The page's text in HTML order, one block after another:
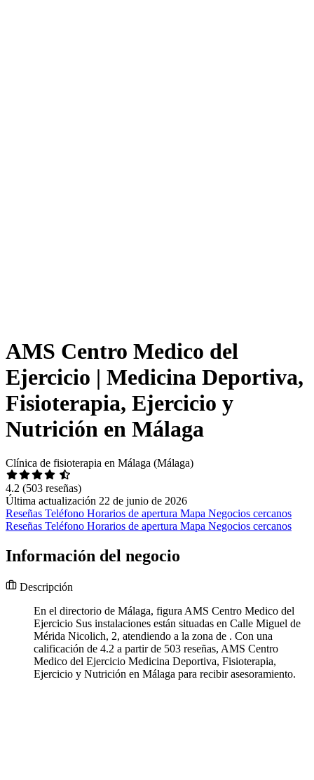
AMS Centro Medico del
Ejercicio | Medicina Deportiva,
Fisioterapia, Ejercicio y
Nutrición en Málaga
Clínica de fisioterapia en Málaga (Málaga)
4.2 (503 reseñas)
Última actualización 22 de junio de 2026
Reseñas Teléfono Horarios de apertura Mapa Negocios cercanos
Reseñas Teléfono Horarios de apertura Mapa Negocios cercanos
Información del negocio
Descripción
En el directorio de Málaga, figura AMS Centro Medico del
Ejercicio Sus instalaciones están situadas en Calle Miguel de
Mérida Nicolich, 2, atendiendo a la zona de . Con una
calificación de 4.2 a partir de 503 reseñas, AMS Centro
Medico del Ejercicio Medicina Deportiva, Fisioterapia,
Ejercicio y Nutrición en Málaga para recibir asesoramiento.